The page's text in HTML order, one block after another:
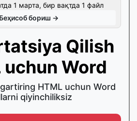
1 марта, бир вақтда 1 файл
Беҳисоб бориш →
Qilish
uchun Word
HTML uchun Word
qiyinchiliksiz